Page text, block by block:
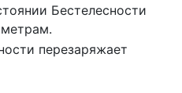
Бестелесности
перезаряжает